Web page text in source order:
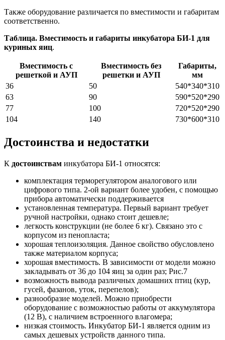
Также оборудование различается по вместимости и габаритам
соответственно.
Таблица. Вместимость и габариты инкубатора БИ-1 для
куриных яиц.
Вместимость с
решеткой и АУП
Вместимость без
решетки и АУП
Габариты,
мм
36
50
540*340*310
63
90
590*520*290
77
100
720*520*290
104
140 730*600*310
Достоинства и недостатки
К достоинствам инкубатора БИ-1 относятся:
комплектация терморегулятором аналогового или
цифрового типа. 2-ой вариант более удобен, с помощью
прибора автоматически поддерживается
установленная температура. Первый вариант требует
ручной настройки, однако стоит дешевле;
легкость конструкции (не более 6 кг). Связано это с
корпусом из пенопласта;
хорошая теплоизоляция. Данное свойство обусловлено
также материалом корпуса;
хорошая вместимость. В зависимости от модели можно
закладывать от 36 до 104 яиц за один раз; Рис.7
возможность вывода различных домашних птиц (кур,
гусей, фазанов, уток, перепелов);
разнообразие моделей. Можно приобрести
оборудование с возможностью работы от аккумулятора
(12 В), с наличием встроенного влагомера;
низкая стоимость. Инкубатор БИ-1 является одним из
самых дешевых устройств данного типа.